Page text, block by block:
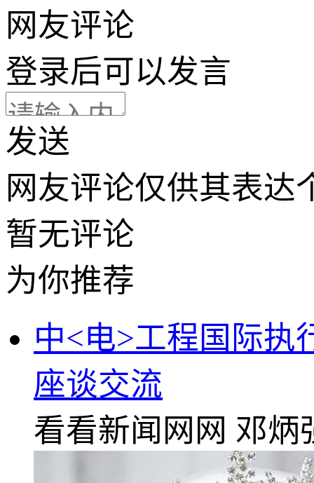
网友评论
登录后可以发言
发送
网友评论仅供其表达
暂无评论
为你推荐
中<电>工程国际执
座谈交流
看看新闻网网 邓炳